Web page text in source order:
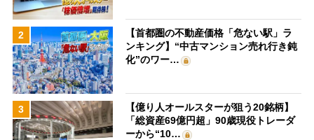
2
【首都圏の不動産価格「危ない駅」ラ
ンキング】“中古マンション売れ行き鈍
化”のワー…
3
【億り人オールスターが狙う20銘柄】
「総資産69億円超」90歳現役トレーダ
ーから“10…